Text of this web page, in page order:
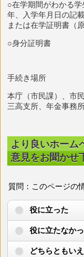
○在学期間がわかる
年、入学年月日の記
または在学証明書（原
○身分証明書
手続き場所
本庁（市民課）、市
三高支所、年金事務
より良いホーム
意見をお聞かせ
質問：このページの
役に立った
役に立たなか
どちらともい